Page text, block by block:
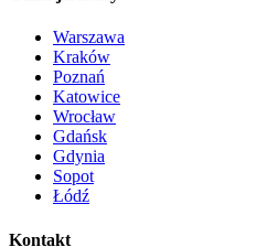
Warszawa
Kraków
Poznań
Katowice
Wrocław
Gdańsk
Gdynia
Sopot
Łódź
Kontakt